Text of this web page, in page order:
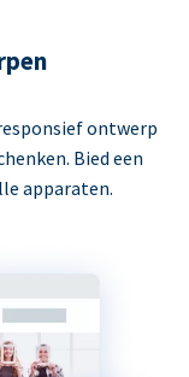
ontwerp
Bied een
apparaten.